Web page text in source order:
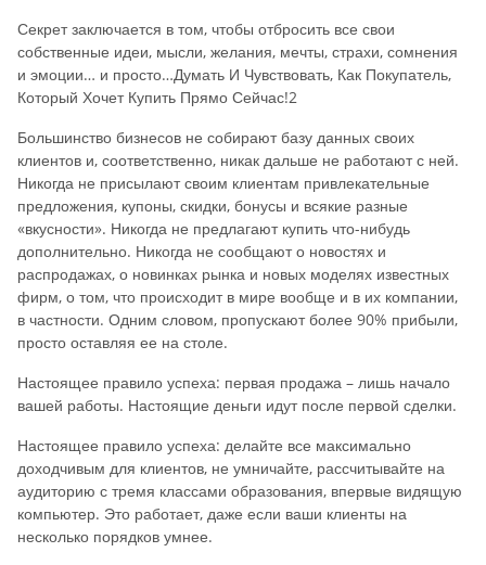
Секрет заключается в том, чтобы отбросить все свои
собственные идеи, мысли, желания, мечты, страхи, сомнения
и эмоции… и просто…Думать И Чувствовать, Как Покупатель,
Который Хочет Купить Прямо Сейчас!2
Большинство бизнесов не собирают базу данных своих
клиентов и, соответственно, никак дальше не работают с ней.
Никогда не присылают своим клиентам привлекательные
предложения, купоны, скидки, бонусы и всякие разные
«вкусности». Никогда не предлагают купить что-нибудь
дополнительно. Никогда не сообщают о новостях и
распродажах, о новинках рынка и новых моделях известных
фирм, о том, что происходит в мире вообще и в их компании,
в частности. Одним словом, пропускают более 90% прибыли,
просто оставляя ее на столе.
Настоящее правило успеха: первая продажа – лишь начало
вашей работы. Настоящие деньги идут после первой сделки.
Настоящее правило успеха: делайте все максимально
доходчивым для клиентов, не умничайте, рассчитывайте на
аудиторию с тремя классами образования, впервые видящую
компьютер. Это работает, даже если ваши клиенты на
несколько порядков умнее.